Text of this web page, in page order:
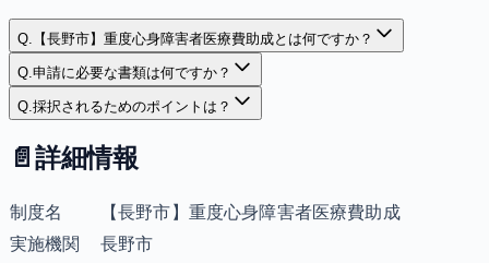
Q. 【長野市】重度心身障害者医療費助成とは何ですか？
Q.申請に必要な書類は何ですか？
Q.採択されるためのポイントは？
📄 詳細情報
制度名
【長野市】重度心身障害者医療費助成
実施機関
長野市